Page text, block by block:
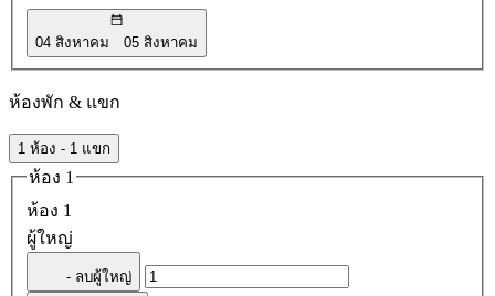
04 สิงหาคม 05 สิงหาคม
ห้องพัก & แขก
1 ห้อง - 1 แขก
ห้อง 1
ห้อง 1
ผู้ใหญ่
- ลบผู้ใหญ่